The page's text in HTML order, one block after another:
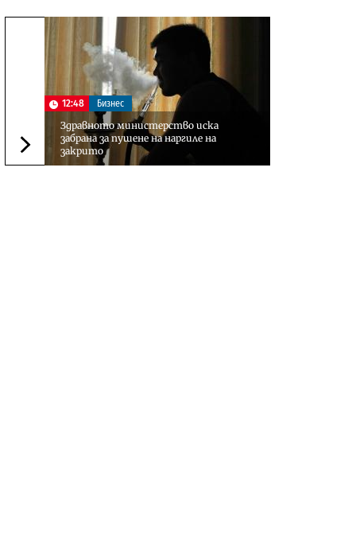
Следваща новина
12:48 Бизнес
Здравното министерство иска
забрана за пушене на наргиле на
закрито